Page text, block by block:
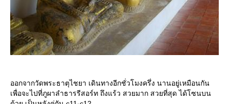
ออกจากวัดพระธาตุไชยา เดินทางอีกชั่วโมงครึ่ง นานอยู่เหมือนกัน
เพื่อจะไปที่ภูผาลำธารรีสอร์ท ถึงแร้ว สวยมาก สวยที่สุด ได้โซนบน